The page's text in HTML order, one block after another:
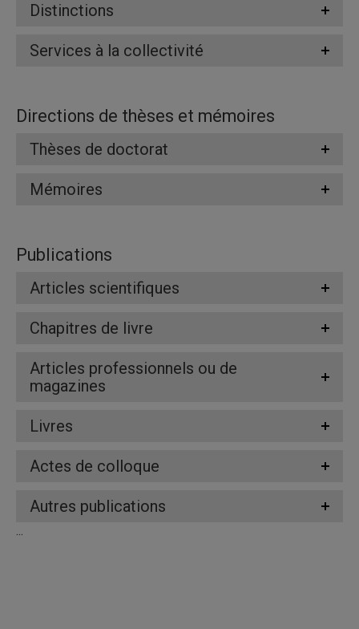
Distinctions
Services à la collectivité
Directions de thèses et mémoires
Thèses de doctorat
Mémoires
Publications
Articles scientifiques
Chapitres de livre
Articles professionnels ou de
magazines
Livres
Actes de colloque
Autres publications
...